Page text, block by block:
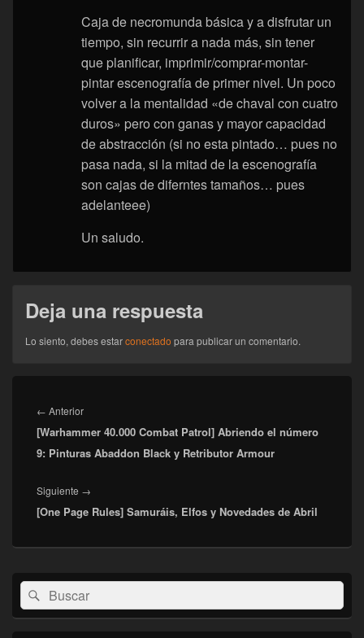
Caja de necromunda básica y a disfrutar un
tiempo, sin recurrir a nada más, sin tener
que planificar, imprimir/comprar-montar-
pintar escenografía de primer nivel. Un poco
volver a la mentalidad «de chaval con cuatro
duros» pero con ganas y mayor capacidad
de abstracción (si no esta pintado… pues no
pasa nada, si la mitad de la escenografía
son cajas de diferntes tamaños… pues
adelanteee)
Un saludo.
Deja una respuesta
Lo siento, debes estarconectado para publicar un comentario.
de
entradas
← AnteriorEntrada
anterior:
[Warhammer 40.000 Combat Patrol] Abriendo el número
9: Pinturas Abaddon Black y Retributor Armour
Siguiente →
siguiente:
[One Page Rules] Samuráis, Elfos y Novedades de Abril
El
área
de
widget
Buscar
por:
Buscar